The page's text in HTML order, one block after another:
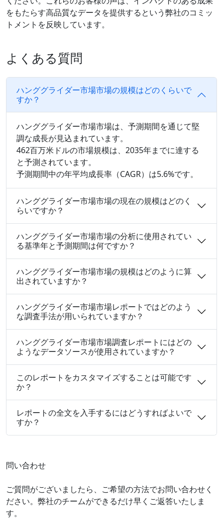
をもたらす高品質なデータを提供するという弊社のコミッ
トメントを反映しています。
よくある質問
ハンググライダー市場市場の規模はどのくらいで
すか？
ハンググライダー市場市場は、予測期間を通じて堅
調な成長が見込まれています。
462百万米ドルの市場規模は、2035年までに達する
と予測されています。
予測期間中の年平均成長率（CAGR）は5.6%です。
ハンググライダー市場市場の現在の規模はどのく
らいですか？
ハンググライダー市場市場の分析に使用されてい
る基準年と予測期間は何ですか？
ハンググライダー市場市場の規模はどのように算
出されていますか？
ハンググライダー市場市場レポートではどのよう
な調査手法が用いられていますか？
ハンググライダー市場市場調査レポートにはどの
ようなデータソースが使用されていますか？
このレポートをカスタマイズすることは可能です
か？
レポートの全文を入手するにはどうすればよいで
すか？
問い合わせ
ご質問がございましたら、ご希望の方法でお問い合わせく
ださい。弊社のチームができるだけ早くご返答いたしま
す。